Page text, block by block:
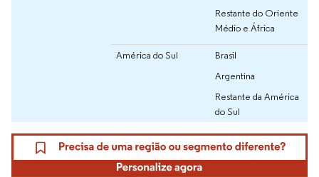
Restante do Oriente
Médio e África
América do Sul
Brasil
Argentina
Restante da América
do Sul